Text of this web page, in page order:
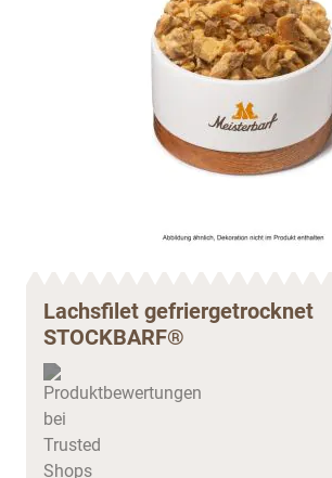
Lachsfilet gefriergetrocknet
STOCKBARF®